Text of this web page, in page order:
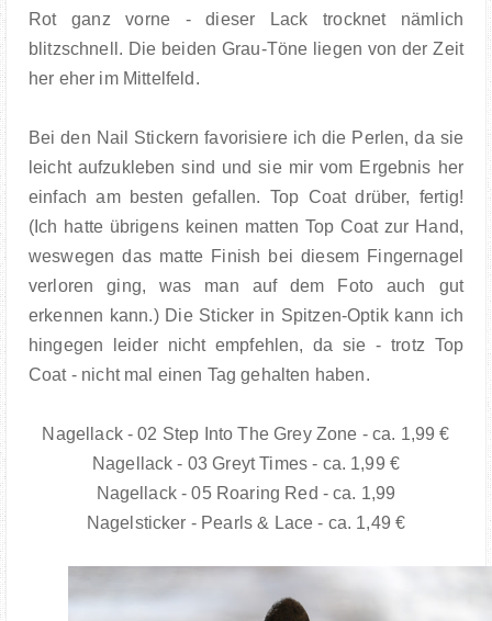
Rot ganz vorne - dieser Lack trocknet nämlich
blitzschnell. Die beiden Grau-Töne liegen von der Zeit
her eher im Mittelfeld.
Bei den Nail Stickern favorisiere ich die Perlen, da sie
leicht aufzukleben sind und sie mir vom Ergebnis her
einfach am besten gefallen. Top Coat drüber, fertig!
(Ich hatte übrigens keinen matten Top Coat zur Hand,
weswegen das matte Finish bei diesem Fingernagel
verloren ging, was man auf dem Foto auch gut
erkennen kann.) Die Sticker in Spitzen-Optik kann ich
hingegen leider nicht empfehlen, da sie - trotz Top
Coat - nicht mal einen Tag gehalten haben.
Nagellack - 02 Step Into The Grey Zone - ca. 1,99 €
Nagellack - 03 Greyt Times - ca. 1,99 €
Nagellack - 05 Roaring Red - ca. 1,99
Nagelsticker - Pearls & Lace - ca. 1,49 €